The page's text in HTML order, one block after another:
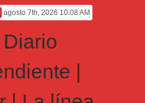
agosto 7th, 2026 10:08 AM